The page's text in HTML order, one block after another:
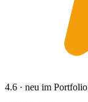
4.6 · neu im Portfolio